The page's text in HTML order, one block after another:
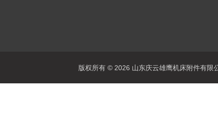
版权所有 © 2026 山东庆云雄鹰机床附件有